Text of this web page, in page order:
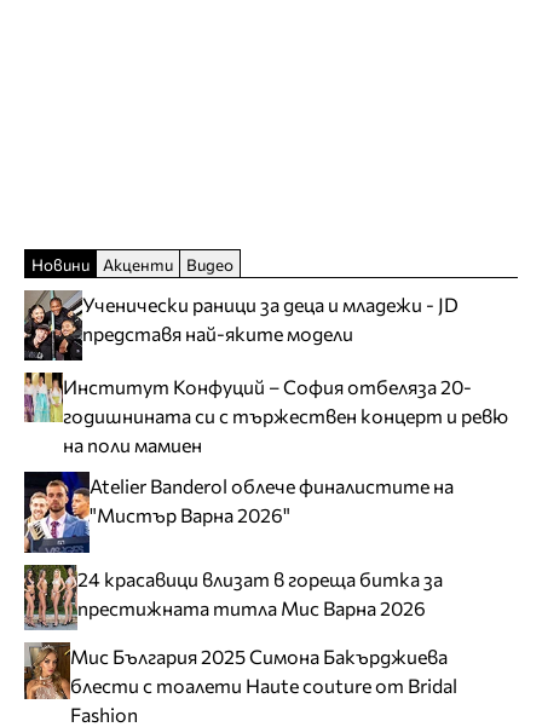
Новини Акценти Видео
Ученически раници за деца и младежи - JD
представя най-яките модели
Институт Конфуций – София отбеляза 20-
годишнината си с тържествен концерт и ревю
на поли мамиен
Atelier Banderol облече финалистите на
"Мистър Варна 2026"
24 красавици влизат в гореща битка за
престижната титла Мис Варна 2026
Мис България 2025 Симона Бакърджиева
блести с тоалети Haute couture от Bridal
Fashion